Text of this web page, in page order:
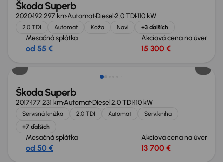
Škoda Superb
2020192 297 kmAutomatDiesel2.0 TDI110 kW
2.0 TDI Automat Koža Navi +3 ďalších
Mesačná splátka
od 55 €
Akciová cena na úver
15 300 €
Extra zľava 850 €
Škoda Superb
2017177 231 kmAutomatDiesel2.0 TDI110 kW
Servisná knižka 2.0 TDI Automat
Serv.kniha
+7 ďalších
Mesačná splátka
od 50 €
Akciová cena na úver
13 700 €